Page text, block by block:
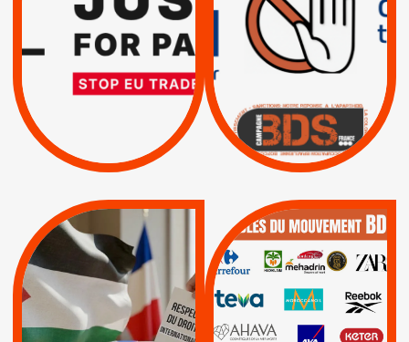
SUSPENSION
TOTALE DE
L’ACCORD
D’ASSOCIATION UE-
ISRAËL
| Actus Pétitions
TRUMP, MACRON :
MÊME COMBAT
| Actus |
| Boycott militaire |
Lettres d'interpellation
MUNICIPALES 2026 :
JE VOTE POUR LE
RESPECT DU DROIT
INTERNATIONAL EN
PALESTINE
QUE BOYCOTTER ?
BOYCOTT /
AXA BNP | CAF |
Carrefour | HP |